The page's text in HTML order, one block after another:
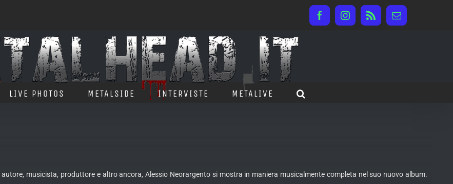
FacebookInstagram
Rss Email
LIVE PHOTOS METALSIDE INTERVISTE METALIVE
musicista, produttore e altro ancora, Alessio Neorargento si mostra in maniera musicalmente completa nel suo nuovo album.